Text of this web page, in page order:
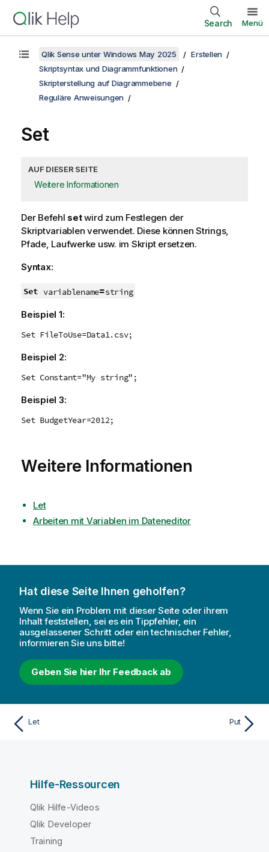
Search Menü
Qlik Sense unter Windows May 2025
Erstellen
Skriptsyntax und Diagrammfunktionen
Skripterstellung auf Diagrammebene
Reguläre Anweisungen
Set
AUF DIESER SEITE
Weitere Informationen
Der Befehl setwird zum Festlegen der
Skriptvariablen verwendet. Diese können Strings,
Pfade, Laufwerke usw. im Skript ersetzen.
Syntax:
Set variablename=string
Beispiel 1:
Set FileToUse=Data1.csv;
Beispiel 2:
Set Constant="My string";
Beispiel 3:
Set BudgetYear=2012;
Weitere Informationen
Let
Arbeiten mit Variablen im Dateneditor
Hat diese Seite Ihnen geholfen?
Wenn Sie ein Problem mit dieser Seite oder ihrem
Inhalt feststellen, sei es ein Tippfehler, ein
ausgelassener Schritt oder ein technischer Fehler,
informieren Sie uns bitte!
Geben Sie hier Ihr Feedback ab
Let Put
Hilfe-Ressourcen
Qlik Hilfe-Videos
Qlik Developer
Training